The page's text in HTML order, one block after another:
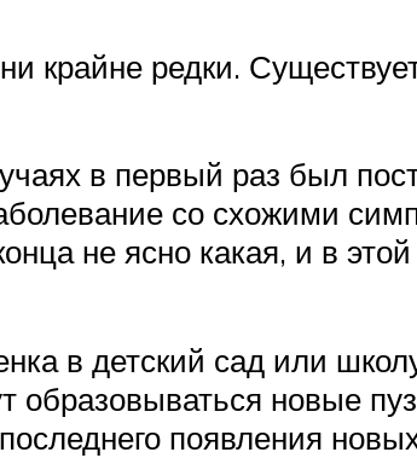
крайне редки.
в первый раз был
со схожими
не ясно какая, и в
в детский сад или
образовываться новые
появления